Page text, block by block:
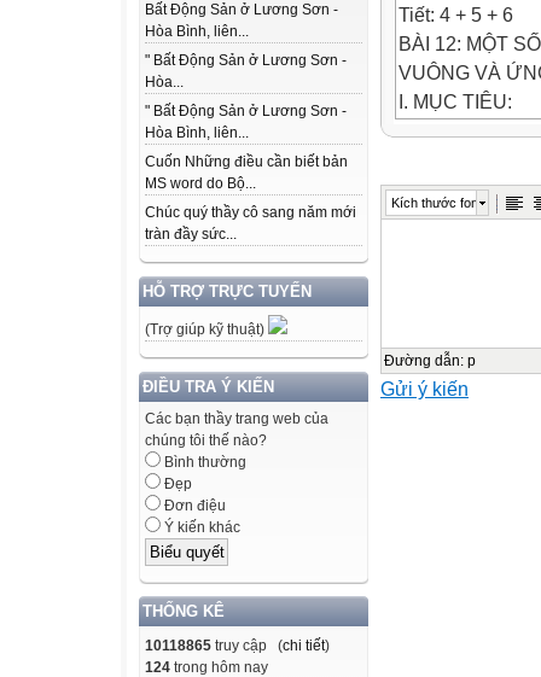
Bất Động Sản ở Lương Sơn -
Hòa Bình, liên...
" Bất Động Sản ở Lương Sơn -
Hòa...
" Bất Động Sản ở Lương Sơn -
Hòa Bình, liên...
Cuốn Những điều cần biết bản
MS word do Bộ...
Chúc quý thầy cô sang năm mới
tràn đầy sức...
HỖ TRỢ TRỰC TUYẾN
(Trợ giúp kỹ thuật)
ĐIỀU TRA Ý KIẾN
Các bạn thầy trang web của
chúng tôi thế nào?
Bình thường
Đẹp
Đơn điệu
Ý kiến khác
THỐNG KÊ
10118865 truy cập (chi tiết)
124 trong hôm nay
Tiết: 4 + 5 + 6
BÀI 12: MỘT
VUÔNG VÀ
I. MỤC TIÊU:
- Hệ thức giữa
2. Năng lực
nhọn.
3. Phẩm chất
Kích thước font
Đường dẫn: p
Gửi ý kiến